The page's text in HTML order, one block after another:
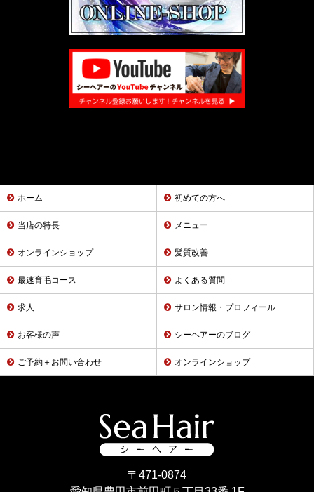
ホーム 初めての方へ
当店の特長 メニュー
オンラインショップ 髪質改善
最速育毛コース よくある質問
求人 サロン情報・プロフィール
お客様の声 シーヘアーのブログ
ご予約＋お問い合わせ オンラインショップ
〒471-0874